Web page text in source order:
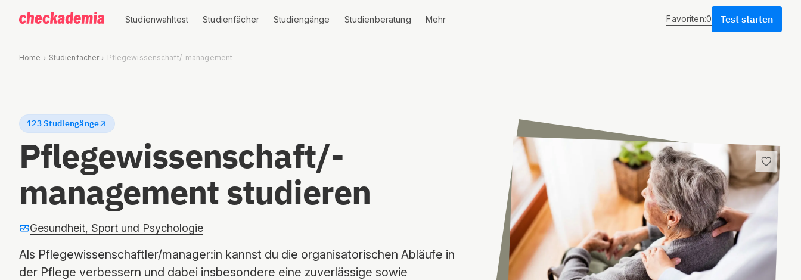
Studienwahltest Studienfächer Studiengänge Studienberatung Mehr Favoriten:0 Test starten
Home Studienfächer Pflegewissenschaft/-management
123 Studiengänge
Pflegewissenschaft/-
management studieren
Gesundheit, Sport und Psychologie
Als Pflegewissenschaftler/manager:in kannst du die organisatorischen Abläufe in
der Pflege verbessern und dabei insbesondere eine zuverlässige sowie